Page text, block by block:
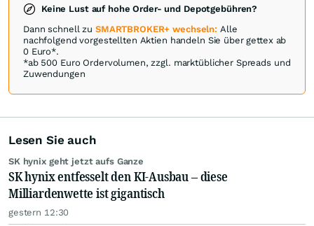
Keine Lust auf hohe Order- und Depotgebühren?
Dann schnell zu SMARTBROKER+ wechseln: Alle
nachfolgend vorgestellten Aktien handeln Sie über gettex ab
0 Euro*.
*ab 500 Euro Ordervolumen, zzgl. marktüblicher Spreads und
Zuwendungen
Lesen Sie auch
SK hynix geht jetzt aufs Ganze
SK hynix entfesselt den KI-Ausbau – diese
Milliardenwette ist gigantisch
gestern 12:30